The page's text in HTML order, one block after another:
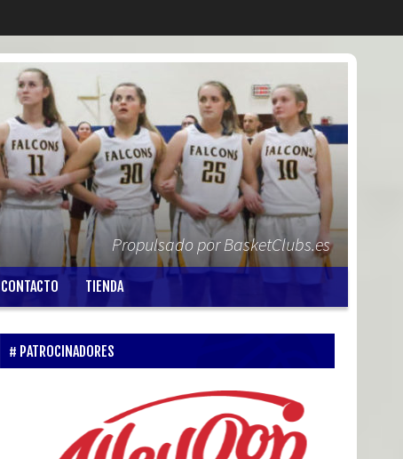
Propulsado por BasketClubs.es
CONTACTO TIENDA
PATROCINADORES